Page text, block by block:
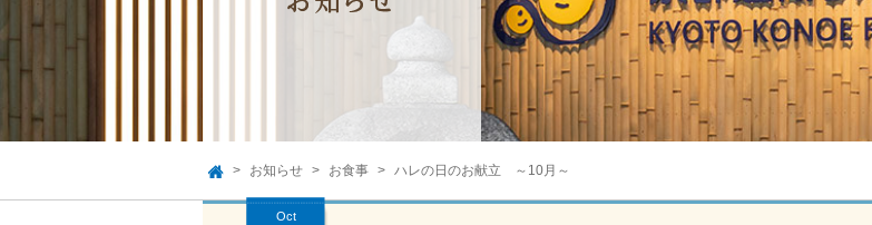
お知らせ お食事 ハレの日のお献立 ～10月～
Oct